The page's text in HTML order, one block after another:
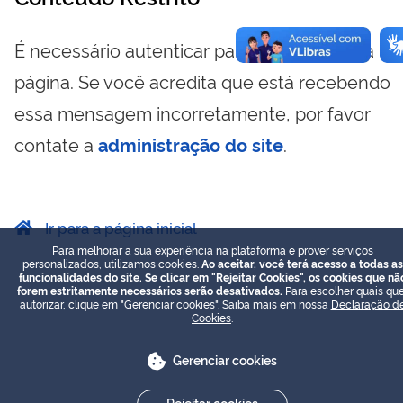
É necessário autenticar para visualizar essa
página. Se você acredita que está recebendo
essa mensagem incorretamente, por favor
contate a administração do site.
Ir para a página inicial
Para melhorar a sua experiência na plataforma e prover serviços
personalizados, utilizamos cookies. Ao aceitar, você terá acesso a todas as
funcionalidades do site. Se clicar em "Rejeitar Cookies", os cookies que
forem estritamente necessários serão desativados. Para escolher quais
autorizar, clique em "Gerenciar cookies". Saiba mais em nossa Declaração
Cookies
Gerenciar cookies